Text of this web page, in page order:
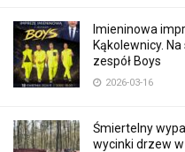
Imieninowa
Kąkolewnicy.
zespół Boys
2026-03-16
Śmiertelny
wycinki drzew